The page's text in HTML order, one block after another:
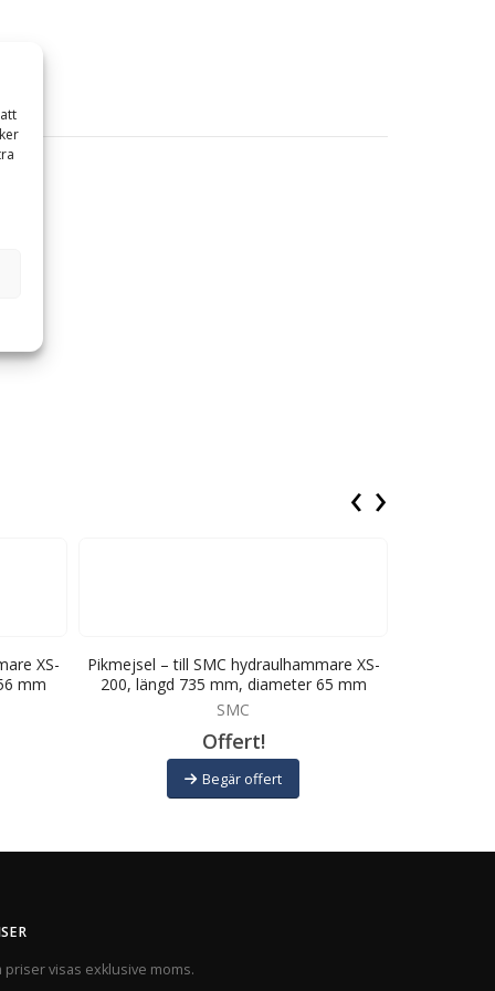
XS-
mm
Pikmejsel – till SMC hydraulhammare XS-
200, längd 735 mm, diameter 65 mm
SMC
Offert!
Begär offert
‹ ›
priser visas exklusive moms.